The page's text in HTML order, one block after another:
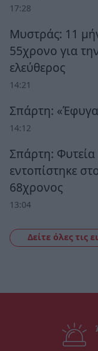
17:28
Μυστράς: 11
55χρονο για
ελεύθερος
14:21
Σπάρτη:
14:12
Σπάρτη:
εντοπίστηκε
68χρονος
13:04
Δείτε όλες τις